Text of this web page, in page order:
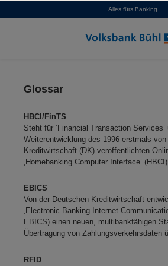
Alles fürs Banking
Glossar
HBCI/FinTS
Steht für ’Financial Transaction
Weiterentwicklung des 1996 erstmals
Kreditwirtschaft (DK) veröffentlichten
‚Homebanking Computer Interface’ (HBCI).
EBICS
Von der Deutschen Kreditwirtschaft
‚Electronic Banking Internet
EBICS) einen neuen, multibankfähigen
Übertragung von Zahlungsverkehrsdaten
RFID